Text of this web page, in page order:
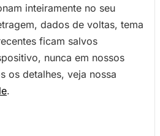
inteiramente no seu
dados de voltas, tema
ficam salvos
nunca em nossos
os detalhes, veja nossa
.